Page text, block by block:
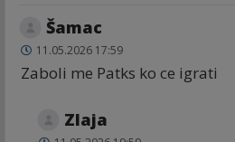
Šamac
11.05.2026 17:59
Zaboli me Patks ko ce igrati
Zlaja